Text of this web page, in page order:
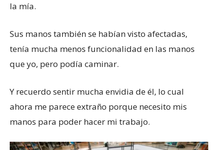
la mía.
Sus manos también se habían visto afectadas,
tenía mucha menos funcionalidad en las manos
que yo, pero podía caminar.
Y recuerdo sentir mucha envidia de él, lo cual
ahora me parece extraño porque necesito mis
manos para poder hacer mi trabajo.